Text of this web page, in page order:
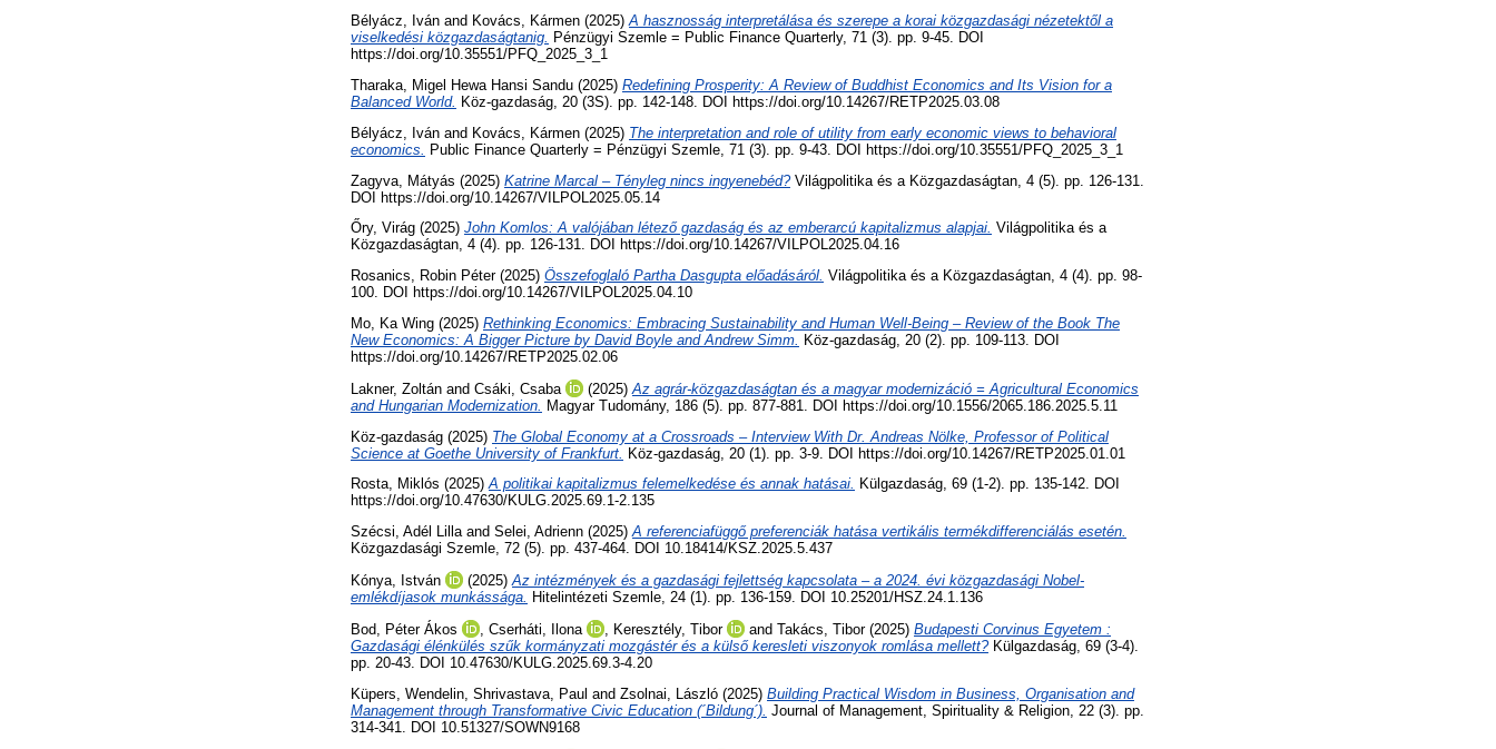
Bélyácz, Iván and Kovács, Kármen (2025)A hasznosság interpretálása és szerepe a korai közgazdasági nézetektől a
viselkedési közgazdaságtanig. Pénzügyi Szemle = Public Finance Quarterly, 71 (3). pp. 9-45. DOI
https://doi.org/10.35551/PFQ_2025_3_1
Tharaka, Migel Hewa Hansi Sandu (2025) Redefining Prosperity: A Review of Buddhist Economics and Its Vision for a
Balanced World. Köz-gazdaság, 20 (3S). pp. 142-148. DOI https://doi.org/10.14267/RETP2025.03.08
Bélyácz, Iván and Kovács, Kármen (2025) The interpretation and role of utility from early economic views to behavioral
economics.
Public Finance Quarterly = Pénzügyi Szemle, 71 (3). pp. 9-43. DOI https://doi.org/10.35551/PFQ_2025_3_1
Zagyva, Mátyás (2025) Katrine Marcal – Tényleg nincs ingyenebéd?Világpolitika és a Közgazdaságtan, 4 (5). pp. 126-131.
DOI https://doi.org/10.14267/VILPOL2025.05.14
Őry, Virág (2025) John Komlos: A valójában létező gazdaság és az emberarcú kapitalizmus alapjai. Világpolitika és a
Közgazdaságtan, 4 (4). pp. 126-131. DOI https://doi.org/10.14267/VILPOL2025.04.16
Rosanics, Robin Péter(2025) Összefoglaló Partha Dasgupta előadásáról. Világpolitika és a Közgazdaságtan, 4 (4). pp. 98-
100. DOI https://doi.org/10.14267/VILPOL2025.04.10
Mo, Ka Wing (2025) Rethinking Economics: Embracing Sustainability and Human Well-Being – Review of the Book The
New Economics: A Bigger Picture by David Boyle and Andrew Simm.
Köz-gazdaság, 20 (2). pp. 109-113. DOI
https://doi.org/10.14267/RETP2025.02.06
Lakner, Zoltán and Csáki, Csaba (2025) Az agrár-közgazdaságtan és a magyar modernizáció = Agricultural Economics
and Hungarian Modernization. Magyar Tudomány, 186 (5). pp. 877-881. DOI https://doi.org/10.1556/2065.186.2025.5.11
Köz-gazdaság (2025) The Global Economy at a Crossroads – Interview With Dr. Andreas Nölke, Professor of Political
Science at Goethe University of Frankfurt. Köz-gazdaság, 20 (1). pp. 3-9. DOI https://doi.org/10.14267/RETP2025.01.01
Rosta, Miklós (2025)A politikai kapitalizmus felemelkedése és annak hatásai. Külgazdaság, 69 (1-2). pp. 135-142. DOI
https://doi.org/10.47630/KULG.2025.69.1-2.135
Szécsi, Adél Lillaand Selei, Adrienn (2025)A referenciafüggő preferenciák hatása vertikális termékdifferenciálás esetén.
Közgazdasági Szemle, 72 (5). pp. 437-464. DOI 10.18414/KSZ.2025.5.437
Kónya, István
(2025) Az intézmények és a gazdasági fejlettség kapcsolata – a 2024. évi közgazdasági Nobel-
emlékdíjasok munkássága.
Hitelintézeti Szemle, 24 (1). pp. 136-159. DOI 10.25201/HSZ.24.1.136
Bod, Péter Ákos
Cserháti, Ilona Keresztély, Tibor and Takács, Tibor(2025) Budapesti Corvinus Egyetem :
Gazdasági élénkülés szűk kormányzati mozgástér és a külső keresleti viszonyok romlása mellett?Külgazdaság, 69 (3-4).
pp. 20-43. DOI 10.47630/KULG.2025.69.3-4.20
Küpers, Wendelin Shrivastava, Paul and Zsolnai, László (2025) Building Practical Wisdom in Business, Organisation and
Management through Transformative Civic Education (´Bildung´). Journal of Management, Spirituality & Religion, 22 (3). pp.
314-341. DOI 10.51327/SOWN9168